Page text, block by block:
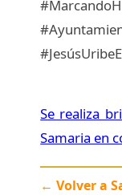
Se realiza
Samaria en
← Volver a